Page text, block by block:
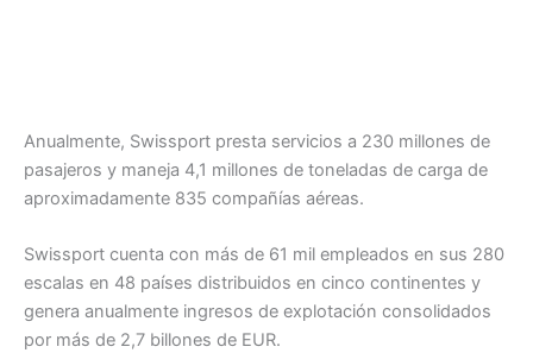
Anualmente, Swissport presta servicios a 230 millones de
pasajeros y maneja 4,1 millones de toneladas de carga de
aproximadamente 835 compañías aéreas.
Swissport cuenta con más de 61 mil empleados en sus 280
escalas en 48 países distribuidos en cinco continentes y
genera anualmente ingresos de explotación consolidados
por más de 2,7 billones de EUR.